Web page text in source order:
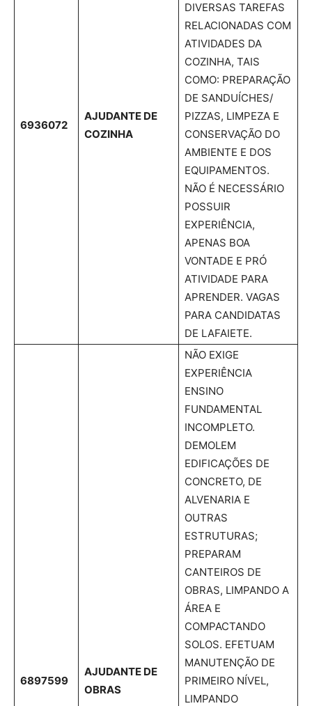
6936072
AJUDANTE DE
COZINHA
DIVERSAS TAREFAS
RELACIONADAS COM
ATIVIDADES DA
COZINHA, TAIS
COMO: PREPARAÇÃO
DE SANDUÍCHES/
PIZZAS, LIMPEZA E
CONSERVAÇÃO DO
AMBIENTE E DOS
EQUIPAMENTOS.
NÃO É NECESSÁRIO
POSSUIR
EXPERIÊNCIA,
APENAS BOA
VONTADE E PRÓ
ATIVIDADE PARA
APRENDER. VAGAS
PARA CANDIDATAS
DE LAFAIETE.
6897599
AJUDANTE DE
OBRAS
NÃO EXIGE
EXPERIÊNCIA
ENSINO
FUNDAMENTAL
INCOMPLETO.
DEMOLEM
EDIFICAÇÕES DE
CONCRETO, DE
ALVENARIA E
OUTRAS
ESTRUTURAS;
PREPARAM
CANTEIROS DE
OBRAS, LIMPANDO A
ÁREA E
COMPACTANDO
SOLOS. EFETUAM
MANUTENÇÃO DE
PRIMEIRO NÍVEL,
LIMPANDO